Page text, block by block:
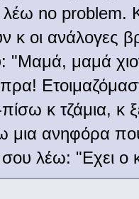
λέω no problem.
κ οι ανάλογες
"Μαμά, μαμά
κ τζάμια, κ
μια ανηφόρα
σου λέω: "Εχει ο